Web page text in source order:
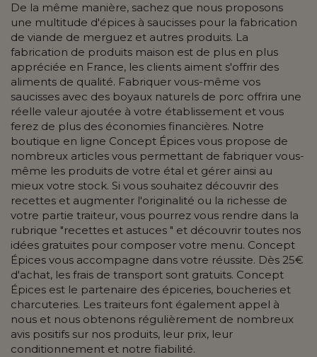
De la même manière, sachez que nous proposons
une multitude d'épices à saucisses pour la fabrication
de viande de merguez et autres produits. La
fabrication de produits maison est de plus en plus
appréciée en France, les clients aiment s'offrir des
aliments de qualité. Fabriquer vous-même vos
saucisses avec des boyaux naturels de porc offrira une
réelle valeur ajoutée à votre établissement et vous
ferez de plus des économies financières. Notre
boutique en ligne Concept Épices vous propose de
nombreux articles vous permettant de fabriquer vous-
même les produits de votre étal et gérer ainsi au
mieux votre stock. Si vous souhaitez découvrir des
recettes et augmenter l'originalité ou la richesse de
votre partie traiteur, vous pourrez vous rendre dans la
rubrique "recettes et astuces " et découvrir toutes nos
idées gratuites pour composer votre menu. Concept
Épices vous accompagne dans votre réussite. Dès 25€
d'achat, les frais de transport sont gratuits. Concept
Épices est le partenaire des épiceries, boucheries et
charcuteries. Les traiteurs font également appel à
nous et nous obtenons régulièrement de nombreux
avis positifs sur nos produits, leur prix, leur
conditionnement et notre fiabilité.